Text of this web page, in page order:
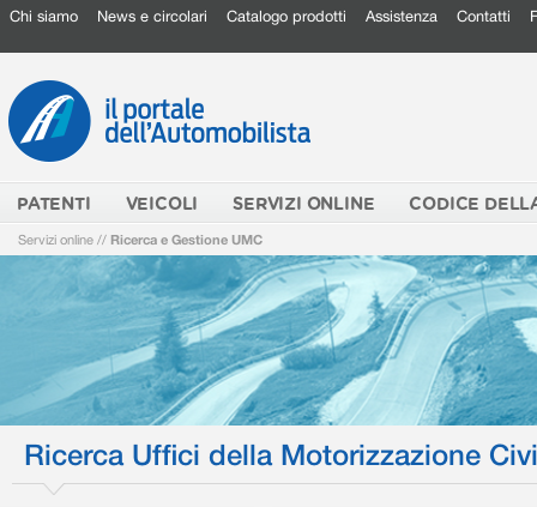
Chi siamo News e circolari Catalogo prodotti Assistenza Contatti
PATENTI VEICOLI SERVIZI ONLINE CODICE
Servizi online // Ricerca e Gestione UMC
Ricerca Uffici della Motorizzazione